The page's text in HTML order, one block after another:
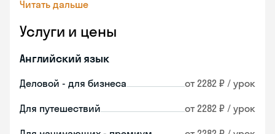
Читать дальше
Услуги и цены
Английский язык
Деловой - для бизнеса от 2282 ₽ / урок
Для путешествий от 2282 ₽ / урок